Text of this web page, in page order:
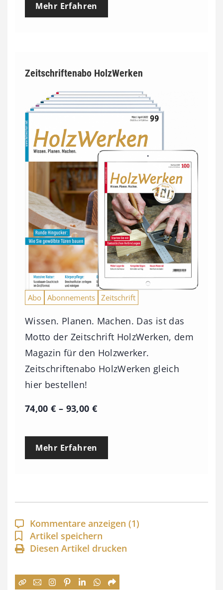
Mehr Erfahren
Zeitschriftenabo HolzWerken
Abo Abonnements Zeitschrift
Wissen. Planen. Machen. Das ist das
Motto der Zeitschrift HolzWerken, dem
Magazin für den Holzwerker.
Zeitschriftenabo HolzWerken gleich
hier bestellen!
74,00€ – 93,00 €P
e
p
a
n
n
:
Mehr Erfahren
Kommentare anzeigen (1)
Artikel speichern
Diesen Artikel drucken